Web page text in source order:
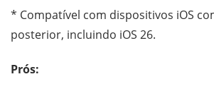
* Compatível com dispositivos iOS
posterior, incluindo iOS 26.
Prós: